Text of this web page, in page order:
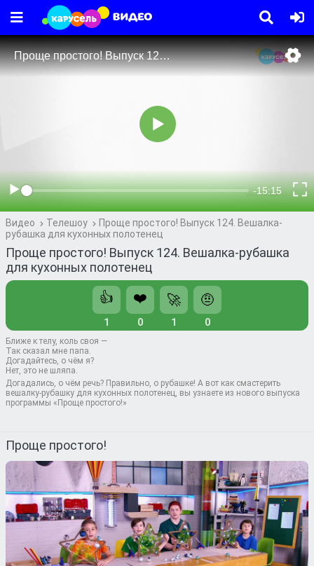
Видео Телешоу
Проще простого! Выпуск 124. Вешалка-
рубашка для кухонных полотенец
Проще простого! Выпуск 124. Вешалка-рубашка
для кухонных полотенец
👍
1
❤️
0
🚀
1
🤨
0
Ближе к телу, коль своя —
Так сказал мне папа.
Догадайтесь, о чём я?
Нет, это не шляпа.
Догадались, о чём речь? Правильно, о рубашке! А вот как смастерить
вешалку-рубашку для кухонных полотенец, вы узнаете из нового выпуска
программы «Проще простого!»
Проще простого!